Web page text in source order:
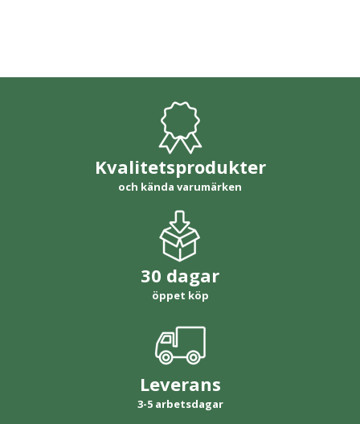
Kvalitetsprodukter
och kända varumärken
30 dagar
öppet köp
Leverans
3-5 arbetsdagar